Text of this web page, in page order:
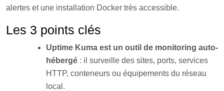
alertes et une installation Docker très accessible.
Les 3 points clés
Uptime Kuma est un outil de monitoring auto-
hébergé : il surveille des sites, ports, services
HTTP, conteneurs ou équipements du réseau
local.